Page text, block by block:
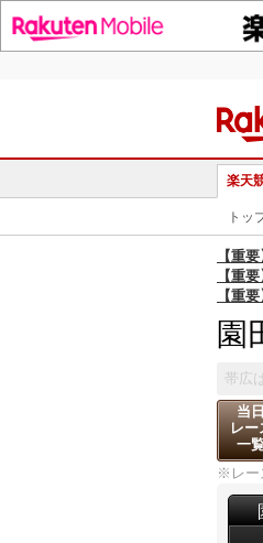
楽天
トッ
【重
【重
【重
園
帯広
当日
レー
一
※レー